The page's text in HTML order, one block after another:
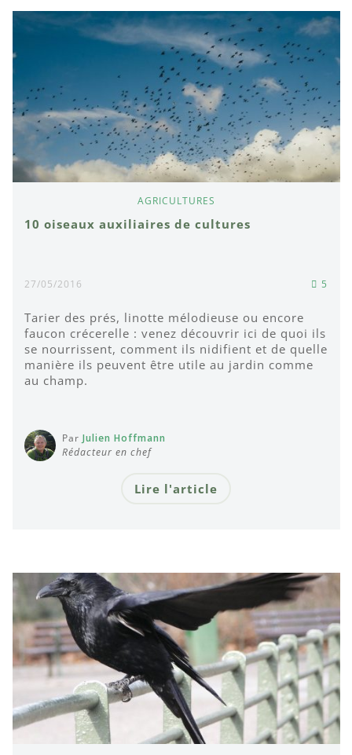
AGRICULTURES
10 oiseaux auxiliaires de cultures
27/05/2016 5
Tarier des prés, linotte mélodieuse ou encore
faucon crécerelle : venez découvrir ici de quoi ils
se nourrissent, comment ils nidifient et de quelle
manière ils peuvent être utile au jardin comme
au champ.
Par Julien Hoffmann
Rédacteur en chef
Lire l'article